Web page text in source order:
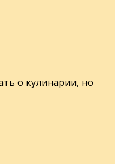
о кулинарии, но